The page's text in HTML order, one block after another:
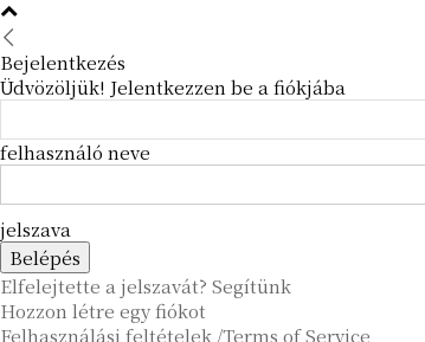
Bejelentkezés
Üdvözöljük! Jelentkezzen be a fiókjába
felhasználó neve
jelszava
Elfelejtette a jelszavát? Segítünk
Hozzon létre egy fiókot
Felhasználási feltételek /Terms of Service